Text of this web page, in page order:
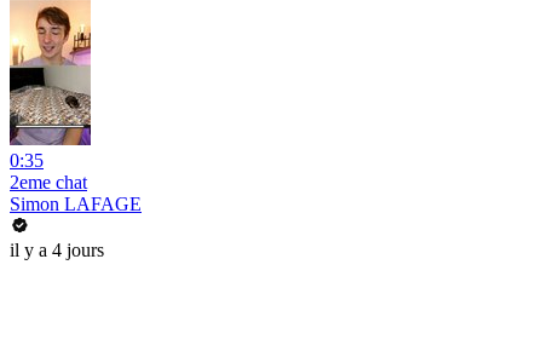
0:35
2eme chat
Simon LAFAGE
il y a 4 jours